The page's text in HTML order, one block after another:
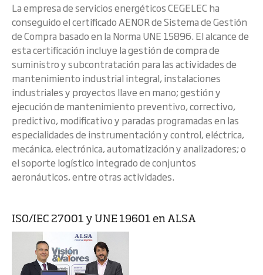
La empresa de servicios energéticos CEGELEC ha
conseguido el certificado AENOR de Sistema de Gestión
de Compra basado en la Norma UNE 15896. El alcance de
esta certificación incluye la gestión de compra de
suministro y subcontratación para las actividades de
mantenimiento industrial integral, instalaciones
industriales y proyectos llave en mano; gestión y
ejecución de mantenimiento preventivo, correctivo,
predictivo, modificativo y paradas programadas en las
especialidades de instrumentación y control, eléctrica,
mecánica, electrónica, automatización y analizadores; o
el soporte logístico integrado de conjuntos
aeronáuticos, entre otras actividades.
ISO/IEC 27001 y UNE 19601 en ALSA